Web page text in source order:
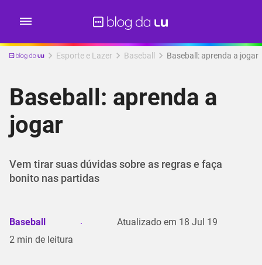
Esporte e Lazer Baseball Baseball: aprenda a jogar
Baseball: aprenda a
jogar
Vem tirar suas dúvidas sobre as regras e faça
bonito nas partidas
Baseball Atualizado em 18 Jul 19
2 min de leitura